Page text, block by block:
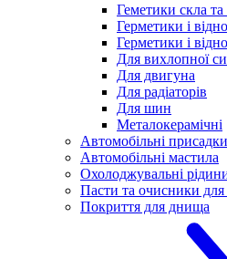
Геметики скла
Герметики і
Герметики і
Для вихлопної
Для двигуна
Для радіаторів
Для шин
Металокерамічні
Автомобільні присадки
Автомобільні мастила
Охолоджувальні
Пасти та очисники для
Покриття для днища